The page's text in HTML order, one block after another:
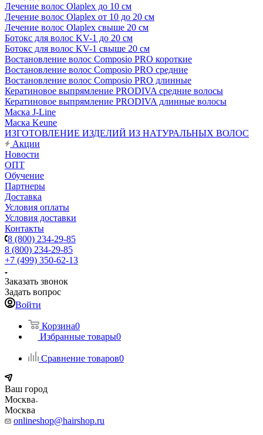
Лечение волос Olapleх до 10 см
Лечение волос Olapleх от 10 до 20 см
Лечение волос Olapleх свыше 20 см
Ботокс для волос KV-1 до 20 см
Ботокс для волос KV-1 свыше 20 см
Востановление волос Composio PRO короткие
Востановление волос Composio PRO средние
Востановление волос Composio PRO длинные
Кератиновое выпрямление PRODIVA средние волосы
Кератиновое выпрямление PRODIVA длинные волосы
Маска J-Line
Маска Keune
ИЗГОТОВЛЕНИЕ ИЗДЕЛИЙ ИЗ НАТУРАЛЬНЫХ ВОЛОС
Акции
Новости
ОПТ
Обучение
Партнеры
Доставка
Условия оплаты
Условия доставки
Контакты
8 (800) 234-29-85
8 (800) 234-29-85
+7 (499) 350-62-13
Заказать звонок
Задать вопрос
Войти
Корзина0
Избранные товары0
Сравнение товаров0
Ваш город
Москва
Москва
onlineshop@hairshop.ru